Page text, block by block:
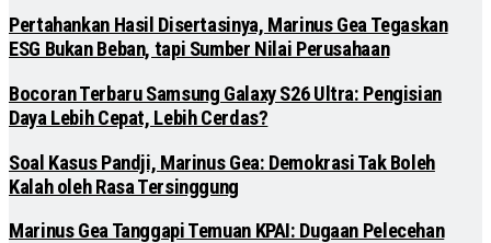
Pertahankan Hasil Disertasinya, Marinus Gea Tegaskan
ESG Bukan Beban, tapi Sumber Nilai Perusahaan
Bocoran Terbaru Samsung Galaxy S26 Ultra: Pengisian
Daya Lebih Cepat, Lebih Cerdas?
Soal Kasus Pandji, Marinus Gea: Demokrasi Tak Boleh
Kalah oleh Rasa Tersinggung
Marinus Gea Tanggapi Temuan KPAI: Dugaan Pelecehan